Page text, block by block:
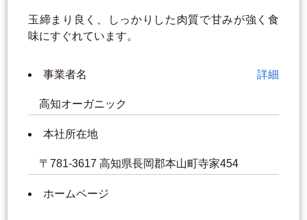
玉締まり良く、しっかりした肉質で甘みが強く食
味にすぐれています。
事業者名 詳細
高知オーガニック
本社所在地
〒781-3617 高知県長岡郡本山町寺家454
ホームページ